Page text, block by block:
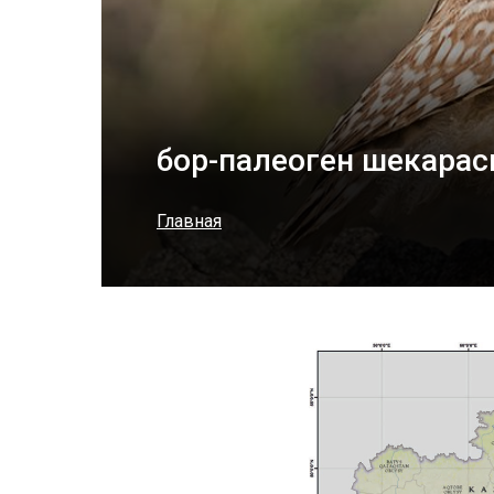
бор-палеоген
Главная